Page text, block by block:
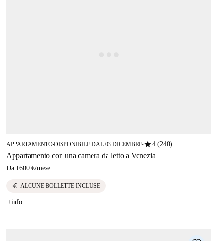
APPARTAMENTO■DISPONIBILE DAL 03 DICEMBRE■star4 (240)
Appartamento con una camera da letto a Venezia
Da 1600 €/mese
euro ALCUNE BOLLETTE INCLUSE
+info